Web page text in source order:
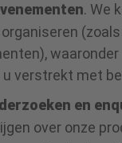
. We
verstrekt met
en
over onze